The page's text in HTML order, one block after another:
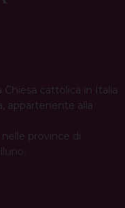
Chiesa cattolica in Italia
appartenente alla
province di